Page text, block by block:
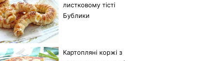
листковому тісті
Бублики
Картопляні коржі з